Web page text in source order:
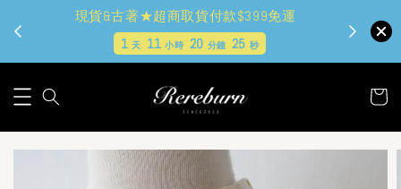
現貨&古著★超商取貨付款$399免運
1天 11小時 20 分鐘 24 秒